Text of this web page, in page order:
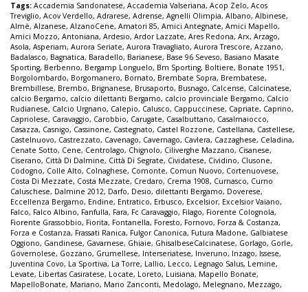
Tags: Accademia Sandonatese, Accademia Valseriana, Acop Zelo, Acos
Treviglio, Acov Verdello, Adrarese, Adrense, Agnelli Olimpia, Albano, Albinese,
Almè, Alzanese, AlzanoCene, Amatori 85, Amici Antegnate, Amici Mapello,
Amici Mozzo, Antoniana, Ardesio, Ardor Lazzate, Ares Redona, Arx, Arzago,
Asola, Asperiam, Aurora Seriate, Aurora Travagliato, Aurora Trescore, Azzano,
Badalasco, Bagnatica, Baradello, Barianese, Base 96 Seveso, Basiano Masate
Sporting, Berbenno, Bergamp Longuelo, Bm Sporting, Boltiere, Bonate 1951,
Borgolombardo, Borgomanero, Bornato, Brembate Sopra, Brembatese,
Brembillese, Brembo, Brignanese, Brusaporto, Busnago, Calcense, Calcinatese,
calcio Bergamo, calcio dilettanti Bergamo, calcio provinciale Bergamo, Calcio
Rudianese, Calcio Urgnano, Calepio, Calusco, Cappuccinese, Capriate, Caprino,
Capriolese, Caravaggio, Carobbio, Carugate, Casalbuttano, Casalmaiocco,
Casazza, Casnigo, Cassinone, Castegnato, Castel Rozzone, Castellana, Castellese,
Castelnuovo, Castrezzato, Cavenago, Cavernago, Cavlera, Cazzaghese, Celadina,
Cenate Sotto, Cene, Centrolago, Chignolo, Ciliverghe Mazzano, Cisanese,
Ciserano, Città Di Dalmine, Città Di Segrate, Cividatese, Cividino, Clusone,
Codogno, Colle Alto, Colnaghese, Comonte, Comun Nuovo, Cortenuovese,
Costa Di Mezzate, Costa Mezzate, Credaro, Crema 1908, Curnasco, Curno
Caluschese, Dalmine 2012, Darfo, Desio, dilettanti Bergamo, Doverese,
Eccellenza Bergamo, Endine, Entratico, Erbusco, Excelsior, Excelsior Vaiano,
Falco, Falco Albino, Fanfulla, Fara, Fc Caravaggio, Filago, Fiorente Colognola,
Fiorente Grassobbio, Fiorita, Fontanella, Foresto, Fornovo, Forza & Costanza,
Forza e Costanza, Frassati Ranica, Fulgor Canonica, Futura Madone, Galbiatese
Oggiono, Gandinese, Gavarnese, Ghiaie, GhisalbeseCalcinatese, Gorlago, Gorle,
Governolese, Gozzano, Grumellese, Interseriatese, Inveruno, Inzago, Issese,
Juventina Covo, La Sportiva, La Torre, Lallio, Lecco, Legnago Salus, Lemine,
Levate, Libertas Casiratese, Locate, Loreto, Luisiana, Mapello Bonate,
MapelloBonate, Mariano, Mario Zanconti, Medolago, Melegnano, Mezzago,